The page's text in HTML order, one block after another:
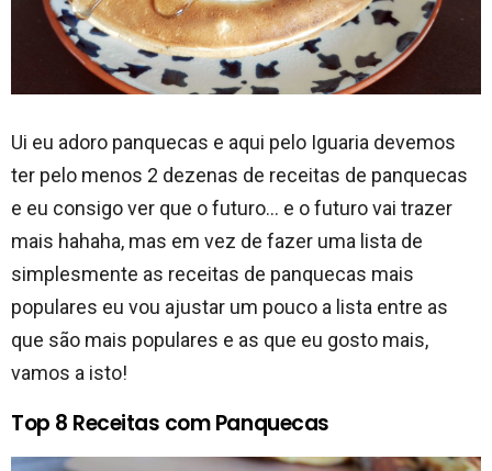
Ui eu adoro panquecas e aqui pelo Iguaria devemos
ter pelo menos 2 dezenas de receitas de panquecas
e eu consigo ver que o futuro… e o futuro vai trazer
mais hahaha, mas em vez de fazer uma lista de
simplesmente as receitas de panquecas mais
populares eu vou ajustar um pouco a lista entre as
que são mais populares e as que eu gosto mais,
vamos a isto!
Top 8 Receitas com Panquecas